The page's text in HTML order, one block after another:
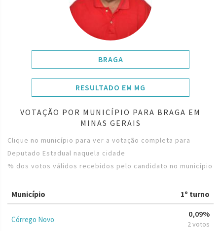
BRAGA
RESULTADO EM MG
VOTAÇÃO POR MUNICÍPIO PARA BRAGA EM
MINAS GERAIS
Clique no município para ver a votação completa para
Deputado Estadual naquela cidade
% dos votos válidos recebidos pelo candidato no município
Município 1º turno
Córrego Novo
0,09%
2 votos